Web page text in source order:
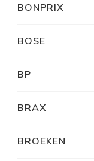
BONPRIX
BOSE
BP
BRAX
BROEKEN